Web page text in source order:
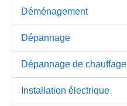
Déménagement
Dépannage
Dépannage de chauffage
Installation électrique